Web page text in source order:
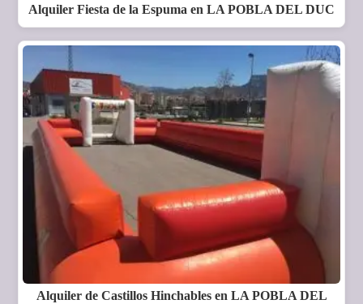
Alquiler Fiesta de la Espuma en LA POBLA DEL DUC
Alquiler de Castillos Hinchables en LA POBLA DEL